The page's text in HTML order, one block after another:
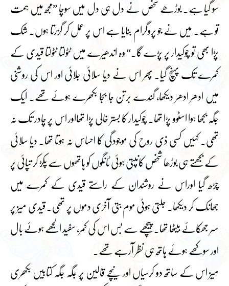
سو گیا ہے۔ بوڑھے شخص نے دل ہی دل میں سوچا ”مجھ میں ہمت
تو ہے۔ میں نے جو پروگرام بنایا ہے اس پر عمل کر گزرتا ہوں۔ شک
پڑا بھی تو چوکیدار پر پڑے گا۔“ وہ اندھیرے میں ٹٹولتا ٹٹولتا قیدی کے
کمرے تک پہنچ گیا۔ پھر اس نے دیا سلائی جلائی اور اس کی روشنی
میں ادھر ادھر دیکھا، گندے برتن جا بجا بکھرے ہوئے تھے۔ ایک
جگہ بجھا ہوا اسٹوو پڑا تھا۔ چوکیدار کا بستر خالی پڑا تھااور اس پر چادر تک نہ
تھی۔ کہیں کسی ذی روح کی موجودگی کا احساس نہ ہوتا تھا۔ دیا سلائی
کے بجھتے ہی بوڑھا شخص کانپتی ہوئی ٹانگوں کو ہاتھوں سے پکڑ کر تپائی پر
چڑھ گیا اوراس نے روشندان کے راستے قیدی کے کمرے میں
جھانک کر دیکھا۔ جلتی ہوئی موم بتی آخری دموں پر تھی۔ قیدی میز پر
سر جھکائے بیٹھا تھا۔ پیچھے سے بس اس کی کمر، سفید الجھے ہوئے بال
اور سوکھے ہوئے ہاتھ ہی نظر آرہے تھے۔
میز اس کے ساتھ دو کرسیاں اور نیچے قالین پر جگہ جگہ کتابیں بکھری